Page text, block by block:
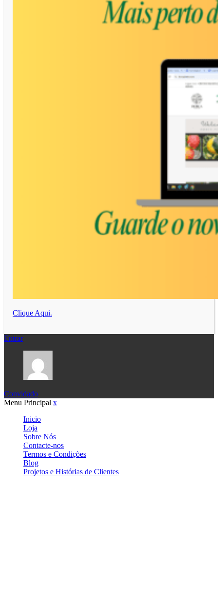
Clique Aqui.
Entrar
Convidado
Menu Principal x
Inicio
Loja
Sobre Nós
Contacte-nos
Termos e Condições
Blog
Projetos e Histórias de Clientes